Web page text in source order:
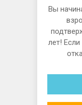
Цена:
78
Вы
лет!